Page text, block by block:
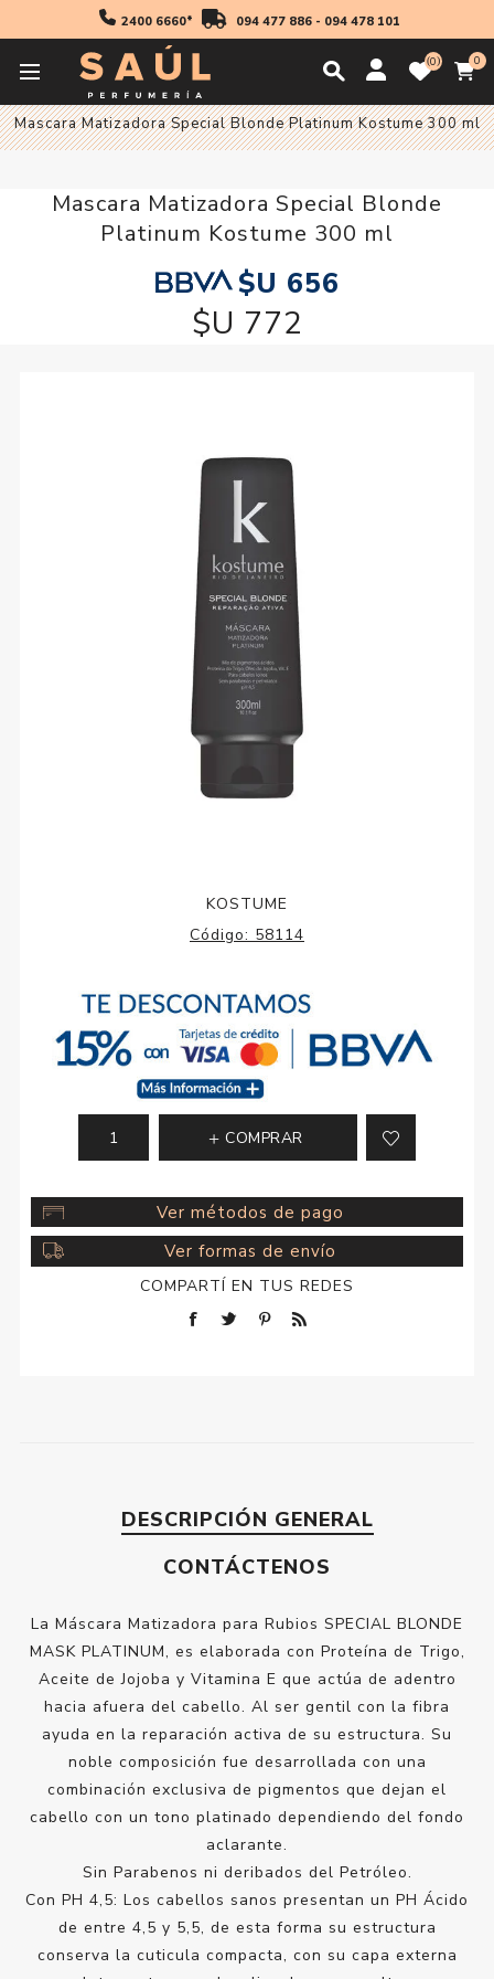
2400 6660* 094 477 886- 094 478 101
0 0
Inicio
Mascara Matizadora Special Blonde Platinum Kostume 300 ml
Mascara Matizadora Special Blonde
Platinum Kostume 300 ml
$U 656
$U 772
KOSTUME
Código: 58114
COMPRAR
Ver métodos de pago
Ver formas de envío
COMPARTÍ EN TUS REDES
DESCRIPCIÓN GENERAL
CONTÁCTENOS
La Máscara Matizadora para Rubios SPECIAL BLONDE
MASK PLATINUM, es elaborada con Proteína de Trigo,
Aceite de Jojoba y Vitamina E que actúa de adentro
hacia afuera del cabello. Al ser gentil con la fibra
ayuda en la reparación activa de su estructura. Su
noble composición fue desarrollada con una
combinación exclusiva de pigmentos que dejan el
cabello con un tono platinado dependiendo del fondo
aclarante.
Sin Parabenos ni deribados del Petróleo.
Con PH 4,5: Los cabellos sanos presentan un PH Ácido
de entre 4,5 y 5,5, de esta forma su estructura
conserva la cuticula compacta, con su capa externa